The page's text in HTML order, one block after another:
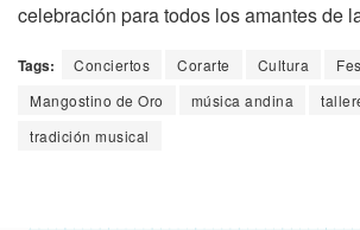
celebración para todos los amantes de
Tags: Conciertos Corarte Cultura
Mangostino de Oro
música andina
tradición musical